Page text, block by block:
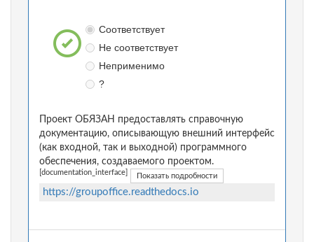
Соответствует
Не соответствует
Неприменимо
?
Проект ОБЯЗАН предоставлять справочную
документацию, описывающую внешний интерфейс
(как входной, так и выходной) программного
обеспечения, создаваемого проектом.
[documentation_interface] Показать подробности
https://groupoffice.readthedocs.io